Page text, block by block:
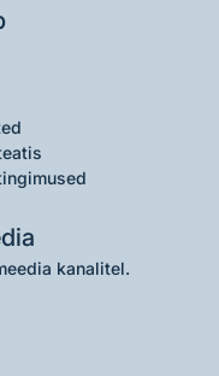
kanalitel.